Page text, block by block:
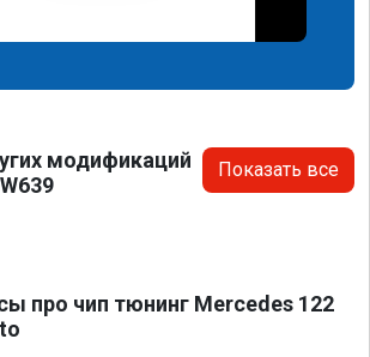
модификаций
Показать все
про чип тюнинг Mercedes 122